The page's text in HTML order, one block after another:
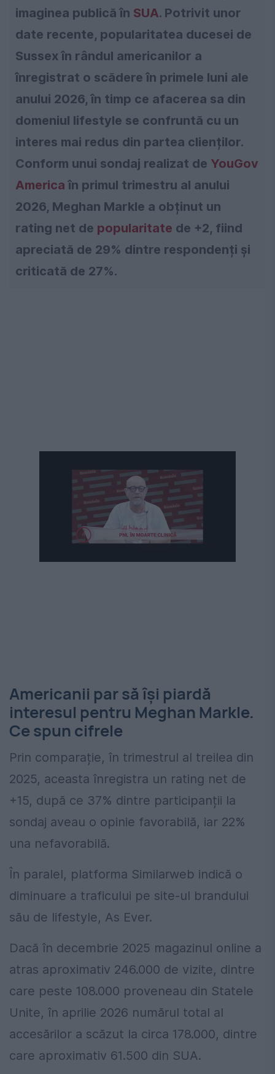
imaginea publică în SUA. Potrivit unor
date recente, popularitatea ducesei de
Sussex în rândul americanilor a
înregistrat o scădere în primele luni ale
anului 2026, în timp ce afacerea sa din
domeniul lifestyle se confruntă cu un
interes mai redus din partea clienților.
Conform unui sondaj realizat de YouGov
America în primul trimestru al anului
2026, Meghan Markle a obținut un
rating net de popularitate de +2, fiind
apreciată de 29% dintre respondenți și
criticată de 27%.
Americanii par să își piardă
interesul pentru Meghan Markle.
Ce spun cifrele
Prin comparație, în trimestrul al treilea din
2025, aceasta înregistra un rating net de
+15, după ce 37% dintre participanții la
sondaj aveau o opinie favorabilă, iar 22%
una nefavorabilă.
În paralel, platforma Similarweb indică o
diminuare a traficului pe site-ul brandului
său de lifestyle, As Ever.
Dacă în decembrie 2025 magazinul online a
atras aproximativ 246.000 de vizite, dintre
care peste 108.000 proveneau din Statele
Unite, în aprilie 2026 numărul total al
accesărilor a scăzut la circa 178.000, dintre
care aproximativ 61.500 din SUA.